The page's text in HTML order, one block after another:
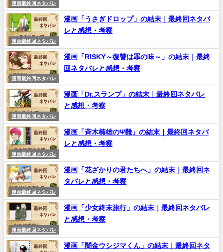
漫画最終回ネタバレ
漫画最終回ネタバレ
漫画「うさぎドロップ」の結末｜最終回ネタバ
レと感想・考察
漫画最終回ネタバレ
漫画「RISKY～復讐は罪の味～」の結末｜最終
回ネタバレと感想・考察
漫画最終回ネタバレ
漫画「Dr.スランプ」の結末｜最終回ネタバレ
と感想・考察
漫画最終回ネタバレ
漫画「斉木楠雄のΨ難」の結末｜最終回ネタバ
レと感想・考察
漫画最終回ネタバレ
漫画「花ざかりの君たちへ」の結末｜最終回ネ
タバレと感想・考察
漫画最終回ネタバレ
漫画「少女終末旅行」の結末｜最終回ネタバレ
と感想・考察
漫画「闇金ウシジマくん」の結末｜最終回ネタ